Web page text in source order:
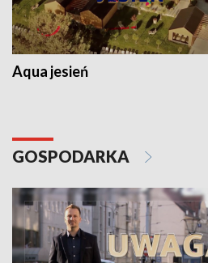
Aqua jesień
GOSPODARKA